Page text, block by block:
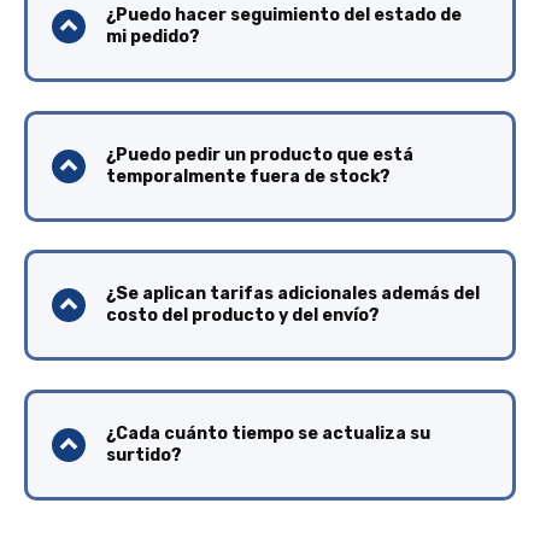
¿Puedo hacer seguimiento del estado de
mi pedido?
¿Puedo pedir un producto que está
temporalmente fuera de stock?
¿Se aplican tarifas adicionales además del
costo del producto y del envío?
¿Cada cuánto tiempo se actualiza su
surtido?